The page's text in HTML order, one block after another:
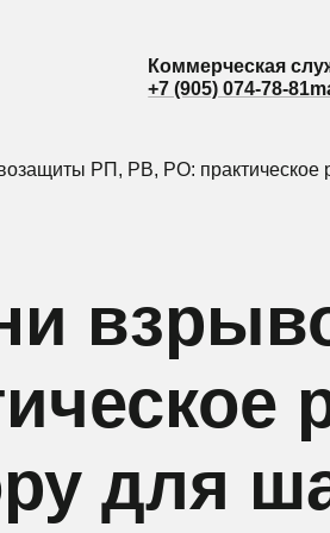
Коммерческая
+7 (905) 074-78-81
Коммерческая
+7 (905) 074-78-81
РП, РВ, РО: практическое
для